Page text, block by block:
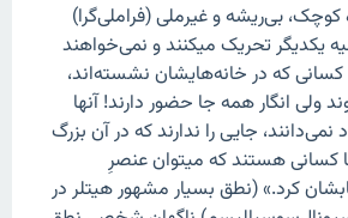
بی‌ریشه و غیرملی (فراملی‌گرا)
یکدیگر تحریک میکنند و نمی‌خواهند
که در خانه‌هایشان نشسته‌اند،
ولی انگار همه جا حضور دارند! آنها
جایی را ندارند که در آن بزرگ
کسانی هستند که میتوان عنصرِ
کرد.» (نطق بسیار مشهور هیتلر در